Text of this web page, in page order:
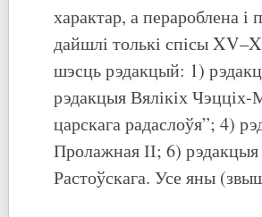
характар, а перароблена
дайшлі толькі спісы
шэсць рэдакцый: 1)
рэдакцыя Вялікіх
царскага радаслоўя”; 4)
Пролажная ІІ; 6)
Растоўскага. Усе яны